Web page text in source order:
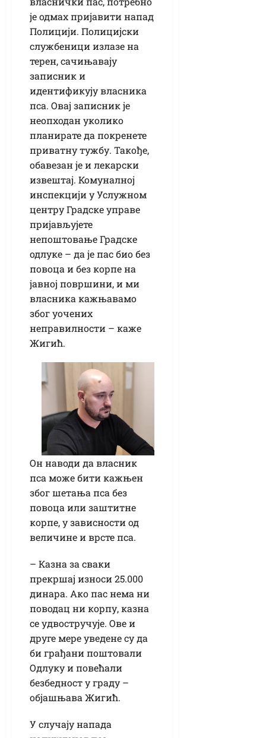
је одмах пријавити напад
Полицији. Полицијски
службеници излазе на
терен, сачињавају
записник и
идентификују власника
пса. Овај записник је
неопходан уколико
планирате да покренете
приватну тужбу. Такође,
обавезан је и лекарски
извештај. Комуналној
инспекцији у Услужном
центру Градске управе
пријављујете
непоштовање Градске
одлуке – да је пас био без
повоца и без корпе на
јавној површини, и ми
власника кажњавамо
због уочених
неправилности – каже
Жигић.
Он наводи да власник
пса може бити кажњен
због шетања пса без
повоца или заштитне
корпе, у зависности од
величине и врсте пса.
– Казна за сваки
прекршај износи 25.000
динара. Ако пас нема ни
поводац ни корпу, казна
се удвостручује. Ове и
друге мере уведене су да
би грађани поштовали
Одлуку и повећали
безбедност у граду –
објашњава Жигић.
У случају напада